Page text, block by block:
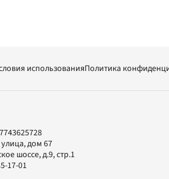
использованияПолитика
дом 67
шоссе, д.9, стр.1
17-01